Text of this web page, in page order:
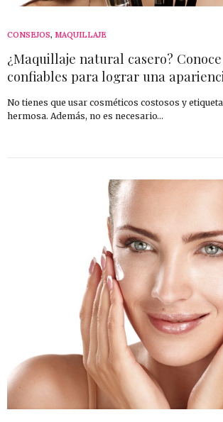
CONSEJOS, MAQUILLAJE
¿Maquillaje natural casero?
confiables para lograr una
No tienes que usar cosméticos costosos y
hermosa. Además, no es necesario…